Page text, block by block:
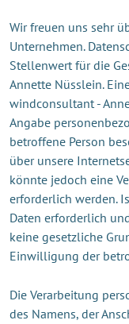
Wir freuen uns sehr
Unternehmen.
Stellenwert für die
Annette Nüsslein.
windconsultant -
Angabe
betroffene Person
über unsere
könnte jedoch eine
erforderlich werden.
Daten erforderlich
keine gesetzliche
Einwilligung der
Die Verarbeitung
des Namens, der